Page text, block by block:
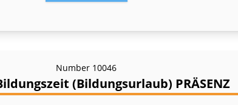
Number 10046
(Bildungsurlaub) PRÄSENZ